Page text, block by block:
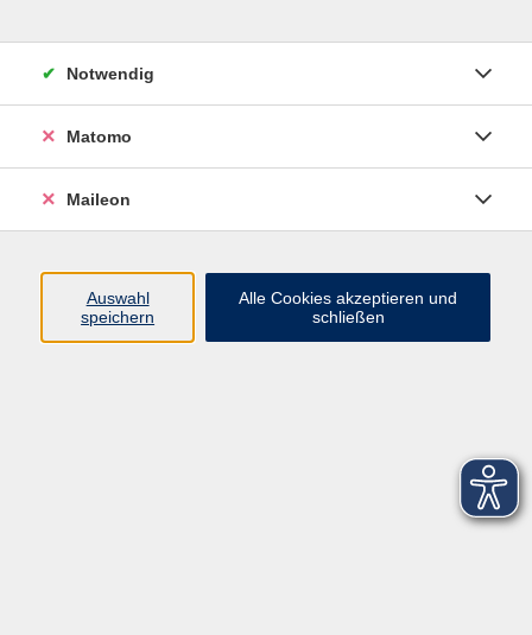
Französisch
Französisch Prüfungsvorbereitung
Mo. 16.11.2026 09:00
Freising
Notwendig
Matomo
Maileon
Auswahl
speichern
Alle Cookies akzeptieren und
schließen